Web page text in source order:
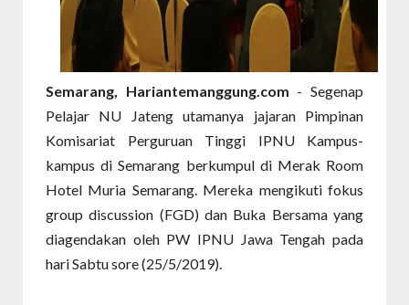
Semarang, Hariantemanggung.com - Segenap
Pelajar NU Jateng utamanya jajaran Pimpinan
Komisariat Perguruan Tinggi IPNU Kampus-
kampus di Semarang berkumpul di Merak Room
Hotel Muria Semarang. Mereka mengikuti fokus
group discussion (FGD) dan Buka Bersama yang
diagendakan oleh PW IPNU Jawa Tengah pada
hari Sabtu sore (25/5/2019).